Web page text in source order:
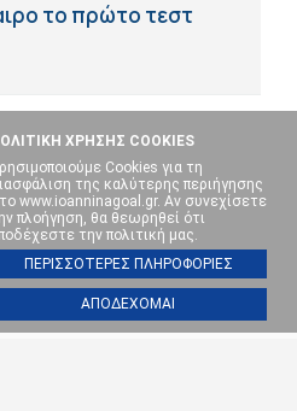
ΧΡΗΣΗΣ COOKIES
Cookies για τη
της καλύτερης περιήγησης
www.ioanninagoal.gr. Αν συνεχίσετε
πλοήγηση, θα θεωρηθεί ότι
την πολιτική μας.
ΠΕΡΙΣΣΟΤΕΡΕΣ ΠΛΗΡΟΦΟΡΙΕΣ
ΑΠΟΔΕΧΟΜΑΙ
το πρώτο τεστ
Επικοινωνία
MEDIA